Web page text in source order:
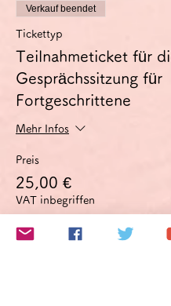
Verkauf beendet
Tickettyp
Teilnahmeticket für
Gesprächssitzung für
Fortgeschrittene
Mehr Infos
Preis
25,00 €
VAT inbegriffen